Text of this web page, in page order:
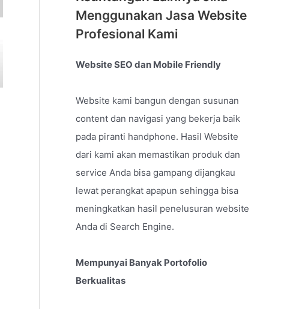
Menggunakan Jasa Website
Profesional Kami
Website SEO dan Mobile Friendly
Website kami bangun dengan susunan
content dan navigasi yang bekerja baik
pada piranti handphone. Hasil Website
dari kami akan memastikan produk dan
service Anda bisa gampang dijangkau
lewat perangkat apapun sehingga bisa
meningkatkan hasil penelusuran website
Anda di Search Engine.
Mempunyai Banyak Portofolio
Berkualitas